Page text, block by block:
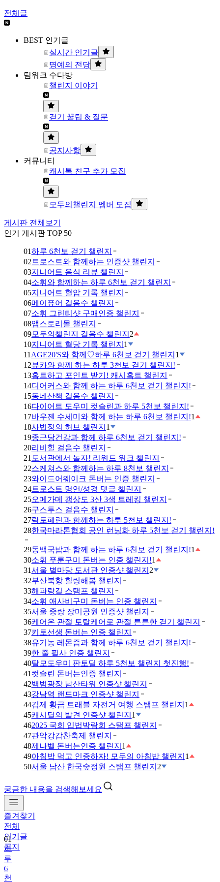
전체글
BEST 인기글
실시간 인기글
명예의 전당
팀워크 수다방
챌린지 이야기
걷기 꿀팁 & 질문
공지사항
커뮤니티
캐시톡 친구 추가 모집
모두의챌린지 멤버 모집
게시판 전체보기
인기 게시판 TOP 50
01하루 6천보 걷기 챌린지
02 트로스트와 함께하는 인증샷 챌린지
03지니어트 음식 리뷰 챌린지
04소휘와 함께하는 하루 6천보 걷기 챌린지
05지니어트 혈압 기록 챌린지
06메이퓨어 걸음수 챌린지
07소휘 그린티샷 구매인증 챌린지
08앱스토리몰 챌린지
09모두의챌린지 걸음수 챌린지 2
10지니어트 혈당 기록 챌린지 1
11 AGE20'S와 함께♡하루 6천보 걷기 챌린지 1
12뷰카와 함께 하는 하루 3천보 걷기 챌린지!
13홈트하고 포인트 받기! 캐시홈트 챌린지
14디어커스와 함께 하는 하루 6천보 걷기 챌린지!
15동네산책 걸음수 챌린지
16다이어트 도우미 컷슬린과 하루 5천보 챌린지!
17바우젠 수세미와 함께 하는 하루 6천보 챌린지!1
18사법정의 허브 챌린지 1
19종근당건강과 함께 하루 6천보 걷기 챌린지!
20리비힐 걸음수 챌린지
21 도서관에서 놀자! 리워드 워크 챌린지
22스케쳐스와 함께하는 하루 8천보 챌린지
23와이드어웨이크 돈버는 인증 챌린지
24트로스트 명언/성경 댓글 챌린지
25오메가메 갱상도 3산 3색 트레킹 챌린지
26구스투스 걸음수 챌린지
27락토페린과 함께하는 하루 5천보 챌린지!
28한국마라톤협회 공인 런닝화 하루 5천보 걷기 챌린지!
29동백국밥과 함께 하는 하루 6천보 걷기 챌린지!1
30소휘 푸룬구미 돈버는 인증 챌린지!1
31서울 별마당 도서관 인증샷 챌린지 2
32부산북항 힐링해봄 챌린지
33해파랑길 스탬프 챌린지
34소휘 애사비구미 돈버는 인증 챌린지
35서울 중랑 장미공원 인증샷 챌린지
36케어온 관절 토탈케어로 관절 튼튼한 걷기 챌린지
37키토선생 돈버는 인증 챌린지
38유기농 레몬즙과 함께 하루 6천보 걷기 챌린지!
39한 줄 필사 인증 챌린지
40탈모도우미 판토딜 하루 5천보 챌린지 첫진행!
41 컷슬린 돈버는인증 챌린지
42백범광장 남산타워 인증샷 챌린지
43강남역 랜드마크 인증샷 챌린지
44김제 황금 트래블 자전거 여행 스탬프 챌린지 1
45캐시딜의 발견 인증샷 챌린지 1
462025 국회 입법박람회 스탬프 챌린지
47관악강감찬축제 챌린지
48제나벨 돈버는인증 챌린지 1
49아침밥 먹고 인증하자! 모두의 아침밥 챌린지 1
50서울 남산 한국숲정원 스탬프 챌린지 2
궁금한 내용을 검색해보세요
즐겨찾기
전체
인기글
공지
01
하
루
6
천
보